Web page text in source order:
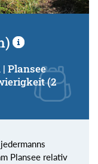
Plansee
(2
Plansee relativ